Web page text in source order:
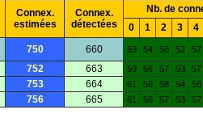
Connex.
estimées
Connex.
détectées
Nb. de
0
1 2 3 4
750 660 59 54 56 52 57
752 663 59 56 57 53 57
753 664 61 56 58 54 56
756 665 61 56 57 53 57